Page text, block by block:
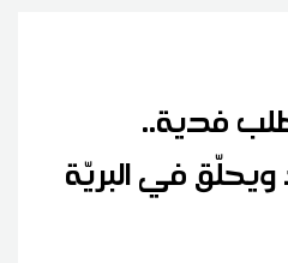
فدية..
في البريّة